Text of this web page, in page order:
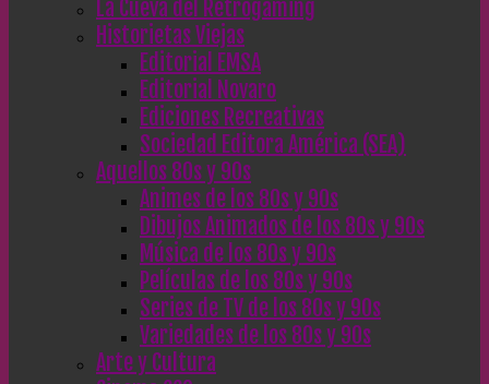
La Cueva del Retrogaming
Historietas Viejas
Editorial EMSA
Editorial Novaro
Ediciones Recreativas
Sociedad Editora América (SEA)
Aquellos 80s y 90s
Animes de los 80s y 90s
Dibujos Animados de los 80s y 90s
Música de los 80s y 90s
Películas de los 80s y 90s
Series de TV de los 80s y 90s
Variedades de los 80s y 90s
Arte y Cultura